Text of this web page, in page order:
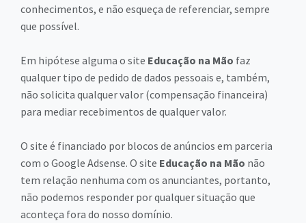
conhecimentos, e não esqueça de referenciar, sempre
que possível.
Em hipótese alguma o site Educação na Mão faz
qualquer tipo de pedido de dados pessoais e, também,
não solicita qualquer valor (compensação financeira)
para mediar recebimentos de qualquer valor.
O site é financiado por blocos de anúncios em parceria
com o Google Adsense. O site Educação na Mão não
tem relação nenhuma com os anunciantes, portanto,
não podemos responder por qualquer situação que
aconteça fora do nosso domínio.